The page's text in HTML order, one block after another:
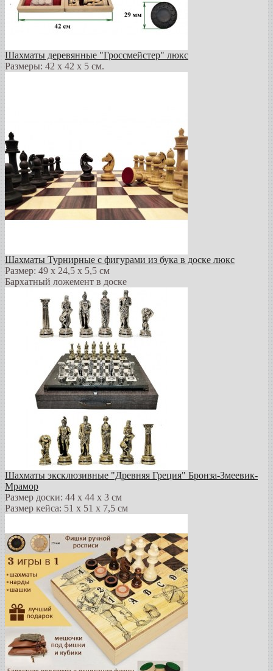
Шахматы деревянные "Гроссмейстер" люкс
Размеры: 42 x 42 x 5 см.
Шахматы Турнирные с фигурами из бука в доске люкс
Размер: 49 х 24,5 х 5,5 см
Бархатный ложемент в доске
Шахматы эксклюзивные "Древняя Греция" Бронза-Змеевик-
Мрамор
Размер доски: 44 х 44 х 3 см
Размер кейса: 51 х 51 х 7,5 см